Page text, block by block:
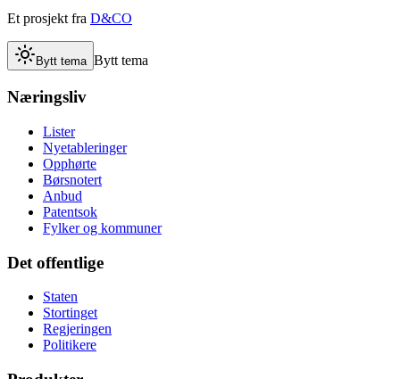
Et prosjekt fra D&CO
Bytt tema Bytt tema
Næringsliv
Lister
Nyetableringer
Opphørte
Børsnotert
Anbud
Patentsok
Fylker og kommuner
Det offentlige
Staten
Stortinget
Regjeringen
Politikere